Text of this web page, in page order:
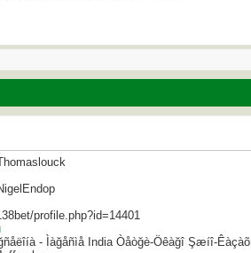
profile.php?id=14401
- Ìàğåñìå India Òåòğè-Öêàğî Şæíî-